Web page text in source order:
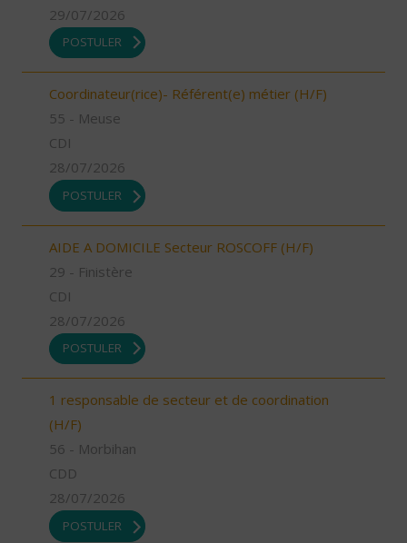
29/07/2026
POSTULER
Coordinateur(rice)- Référent(e) métier (H/F)
55 - Meuse
CDI
28/07/2026
POSTULER
AIDE A DOMICILE Secteur ROSCOFF (H/F)
29 - Finistère
CDI
28/07/2026
POSTULER
1 responsable de secteur et de coordination
(H/F)
56 - Morbihan
CDD
28/07/2026
POSTULER